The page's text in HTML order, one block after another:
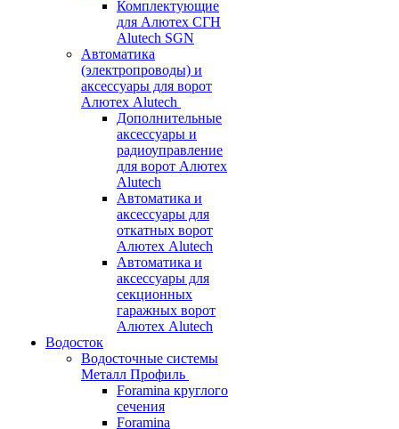
Комплектующие
для Алютех СГН
Alutech SGN
Автоматика
(электропроводы) и
аксессуары для ворот
Алютех Alutech
Дополнительные
аксессуары и
радиоуправление
для ворот Алютех
Alutech
Автоматика и
аксессуары для
откатных ворот
Алютех Alutech
Автоматика и
аксессуары для
секционных
гаражных ворот
Алютех Alutech
Водосток
Водосточные системы
Металл Профиль
Foramina круглого
сечения
Foramina